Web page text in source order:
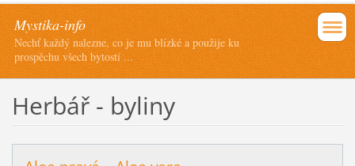
Mystika-info
Nechť každý nalezne, co je mu blízké a použije ku
prospěchu všech bytostí ...
Herbář - byliny